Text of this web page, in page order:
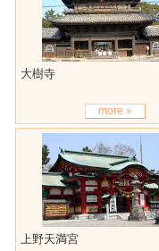
大樹寺
more »
上野天満宮